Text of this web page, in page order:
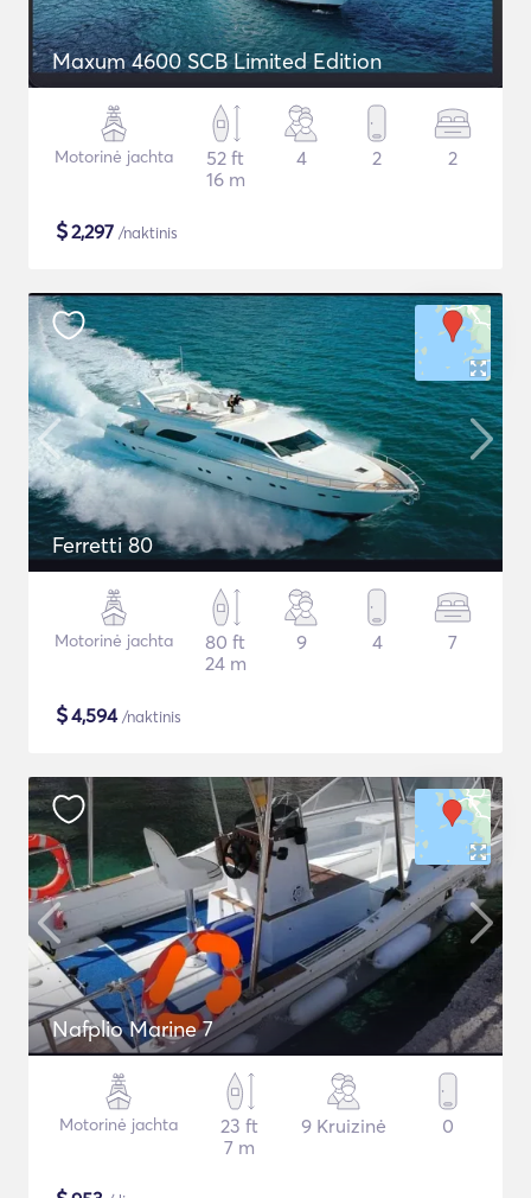
Maxum 4600 SCB Limited Edition
Motorinė jachta
52 ft
16 m
4 2 2
$2,297 /naktinis
Ferretti 80
Motorinė jachta
80 ft
24 m
9 4 7
$4,594/naktinis
Nafplio Marine 7
Motorinė jachta
23 ft
7 m
9 Kruizinė 0